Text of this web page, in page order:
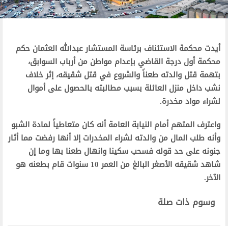
أيدت محكمة الاستئناف برئاسة المستشار عبدالله العثمان حكم
محكمة أول درجة القاضي بإعدام مواطن من أرباب السوابق،
بتهمة قتل والدته طعناً والشروع في قتل شقيقه، إثر خلاف
نشب داخل منزل العائلة بسبب مطالبته بالحصول على أموال
لشراء مواد مخدرة.
واعترف المتهم أمام النيابة العامة أنه كان متعاطياً لمادة الشبو
وأنه طلب المال من والدته لشراء المخدرات إلا أنها رفضت مما أثار
جنونه على حد قوله فسحب سكينا وانهال طعنا بها وما إن
شاهد شقيقه الأصغر البالغ من العمر 10 سنوات قام بطعنه هو
الآخر.
وسوم ذات صلة